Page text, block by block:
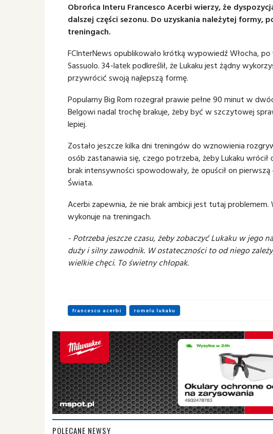
Obrońca Interu Francesco Acerbi wierzy, że
dalszej części sezonu. Do uzyskania należytej formy,
treningach.
FCInterNews opublikowało krótką wypowiedź Włocha,
Sassuolo. 34-latek podkreślił, że Lukaku jest żądny
przywrócić swoją najlepszą formę.
Popularny Big Rom rozegrał prawie pełne 90 minut w
Belgowi nadal trochę brakuje, żeby być w szczytowej
lepiej.
Zostało jeszcze kilka dni treningów do wznowienia
osób zastanawia się, czego potrzeba, żeby Lukaku
brak intensywności spowodowały, że opuścił on
Świata.
Acerbi zapewnia, że nie brak ambicji jest tutaj problemem.
wykonuje na treningach.
- Potrzeba jeszcze czasu, żeby zobaczyć Lukaku w jego
duży i silny zawodnik. W ostateczności to od niego
wielkie chęci. To świetny chłopak.
francesco acerbi romelu lukaku
POLECANE NEWSY